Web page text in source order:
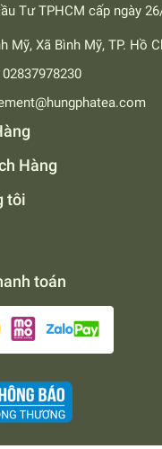
Tư TPHCM cấp ngày
Mỹ, Xã Bình Mỹ, TP. Hồ
02837978230
Hàng
tôi
toán